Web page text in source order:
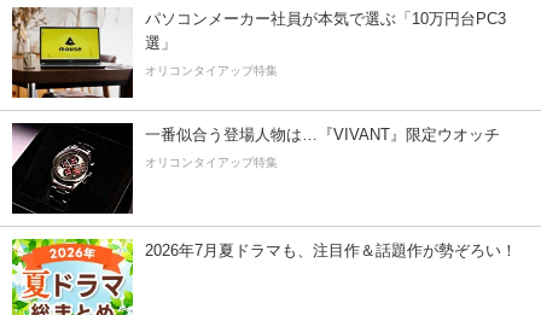
パソコンメーカー社員が本気で選ぶ「10万円台PC3
選」
オリコンタイアップ特集
一番似合う登場人物は…『VIVANT』限定ウオッチ
オリコンタイアップ特集
2026年7月夏ドラマも、注目作＆話題作が勢ぞろい！